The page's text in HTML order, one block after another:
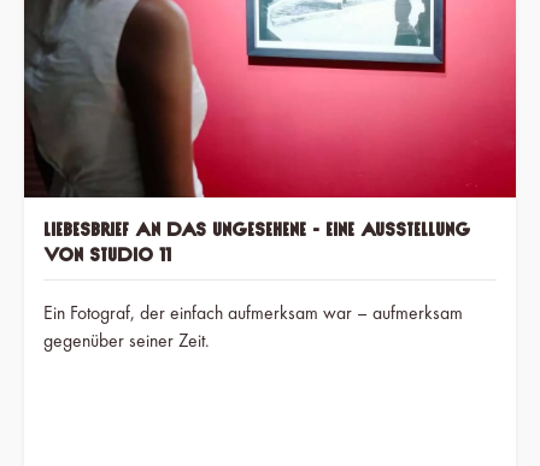
Liebesbrief an das Ungesehene - Eine Ausstellung
von Studio 11
Ein Fotograf, der einfach aufmerksam war – aufmerksam
gegenüber seiner Zeit.